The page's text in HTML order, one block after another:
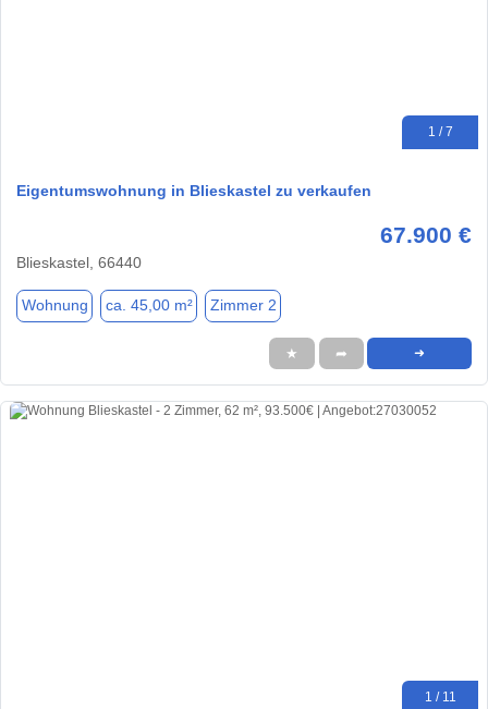
1 / 7
Eigentumswohnung in Blieskastel zu verkaufen
67.900 €
Blieskastel, 66440
Wohnung ca. 45,00 m² Zimmer 2
★ ➦ ➜
1 / 11